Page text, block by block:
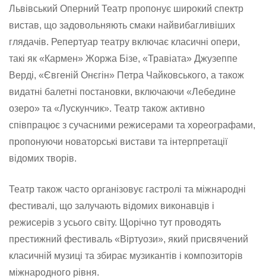
Львівський Оперний Театр пропонує широкий спектр
вистав, що задовольняють смаки найвибагливіших
глядачів. Репертуар театру включає класичні опери,
такі як «Кармен» Жоржа Бізе, «Травіата» Джузеппе
Верді, «Євгеній Онєгін» Петра Чайковського, а також
видатні балетні постановки, включаючи «Лебедине
озеро» та «Лускунчик». Театр також активно
співпрацює з сучасними режисерами та хореографами,
пропонуючи новаторські вистави та інтерпретації
відомих творів.
Театр також часто організовує гастролі та міжнародні
фестивалі, що залучають відомих виконавців і
режисерів з усього світу. Щорічно тут проводять
престижний фестиваль «Віртуози», який присвячений
класичній музиці та збирає музикантів і композиторів
міжнародного рівня.